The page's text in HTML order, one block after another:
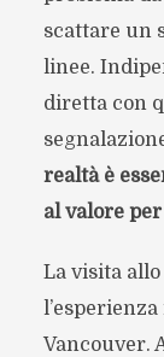
scattare un
linee.
diretta con
realtà è
al valore
La visita
Vancouver.